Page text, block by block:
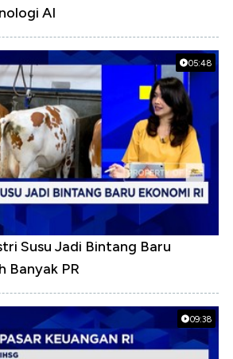
AI
05:48
Susu Jadi Bintang Baru
Banyak PR
09:38